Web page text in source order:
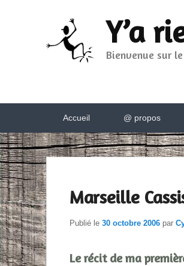
Y’a
Bienvenue sur
Accueil @ propos
Marseille
Publié le 30 octobre 2006 par
Le récit de ma